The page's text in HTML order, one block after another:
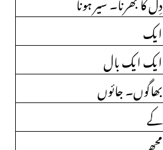
ایک
ایک ایک بال
بھاگوں۔ جائوں
کے